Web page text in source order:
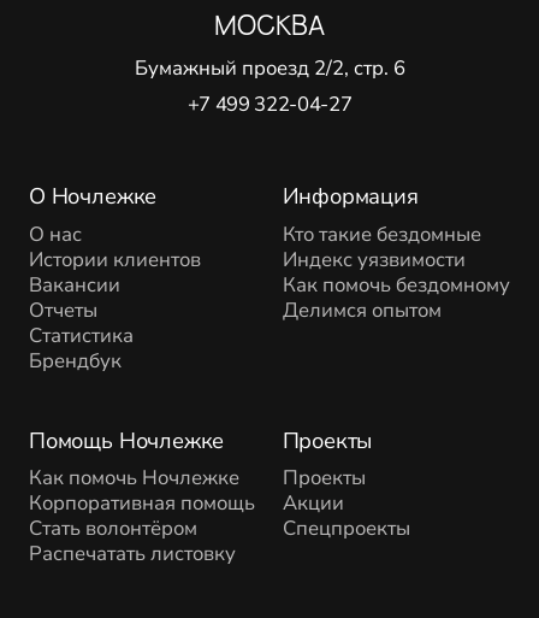
О Ночлежке
О нас
Истории клиентов
Вакансии
Отчеты
Статистика
Брендбук
Помощь Ночлежке
Как помочь Ночлежке
Корпоративная помощь
Стать волонтёром
Распечатать листовку
Проекты
Проекты
Акции
Спецпроекты
Информация
Кто такие бездомные
Индекс уязвимости
Как помочь бездомному
Делимся опытом
МОСКВА
Бумажный проезд 2/2, стр. 6
+7 499 322-04-27